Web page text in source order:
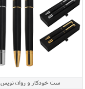
ست خودکار و روان نویس